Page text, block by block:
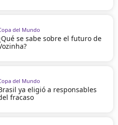
del Mundo
se sabe sobre el futuro de
del Mundo
ya eligió a responsables
fracaso